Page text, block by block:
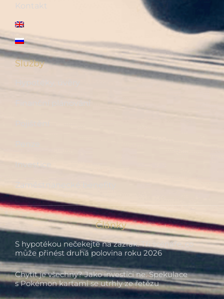
Kontakt
Služby
Finanční plánování
Investice
Zaměstnanecké benefity
Články
S hypotékou nečekejte na zázrak. Tři scénáře, co
může přinést druhá polovina roku 2026
Chytit je všechny? Jako investici ne. Spekulace
s Pokémon kartami se utrhly ze řetězu